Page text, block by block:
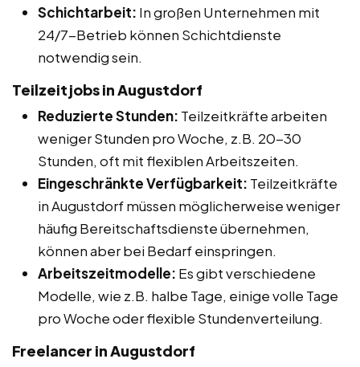
Schichtarbeit: In großen Unternehmen mit
24/7-Betrieb können Schichtdienste
notwendig sein.
Teilzeitjobs in Augustdorf
Reduzierte Stunden: Teilzeitkräfte arbeiten
weniger Stunden pro Woche, z.B. 20-30
Stunden, oft mit flexiblen Arbeitszeiten.
Eingeschränkte Verfügbarkeit: Teilzeitkräfte
in Augustdorf müssen möglicherweise weniger
häufig Bereitschaftsdienste übernehmen,
können aber bei Bedarf einspringen.
Arbeitszeitmodelle: Es gibt verschiedene
Modelle, wie z.B. halbe Tage, einige volle Tage
pro Woche oder flexible Stundenverteilung.
Freelancer in Augustdorf